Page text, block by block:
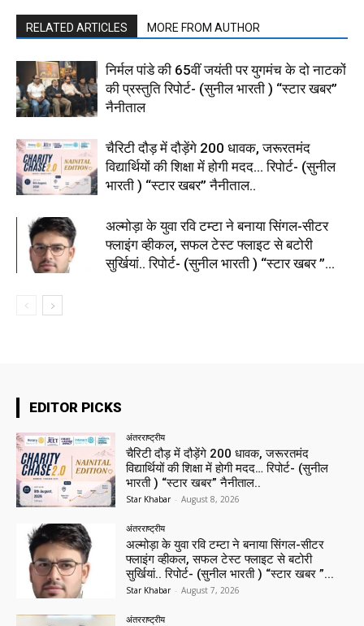
RELATED ARTICLES MORE FROM AUTHOR
निर्मल पांडे की 65वीं जयंती पर युगमंच के दो नाटकों
की प्रस्तुति रिपोर्ट- (सुनील भारती ) “स्टार खबर”
नैनीताल
चैरिटी दौड़ में दौड़ेंगे 200 धावक, जरूरतमंद
विद्यार्थियों की शिक्षा में होगी मदद… रिपोर्ट- (सुनील
भारती ) “स्टार खबर” नैनीताल..
अल्मोड़ा के युवा रवि टम्टा ने बनाया सिंगल-सीटर
फ्लाइंग व्हीकल, सफल टेस्ट फ्लाइट से बटोरी
सुर्खियां.. रिपोर्ट- (सुनील भारती ) “स्टार खबर ”...
EDITOR PICKS
अंतरराष्ट्रीय
चैरिटी दौड़ में दौड़ेंगे 200 धावक, जरूरतमंद
विद्यार्थियों की शिक्षा में होगी मदद… रिपोर्ट- (सुनील
भारती ) “स्टार खबर” नैनीताल..
Star Khabar - August 8, 2026
अंतरराष्ट्रीय
अल्मोड़ा के युवा रवि टम्टा ने बनाया सिंगल-सीटर
फ्लाइंग व्हीकल, सफल टेस्ट फ्लाइट से बटोरी
सुर्खियां.. रिपोर्ट- (सुनील भारती ) “स्टार खबर ”...
Star Khabar - August 7, 2026
अंतरराष्ट्रीय